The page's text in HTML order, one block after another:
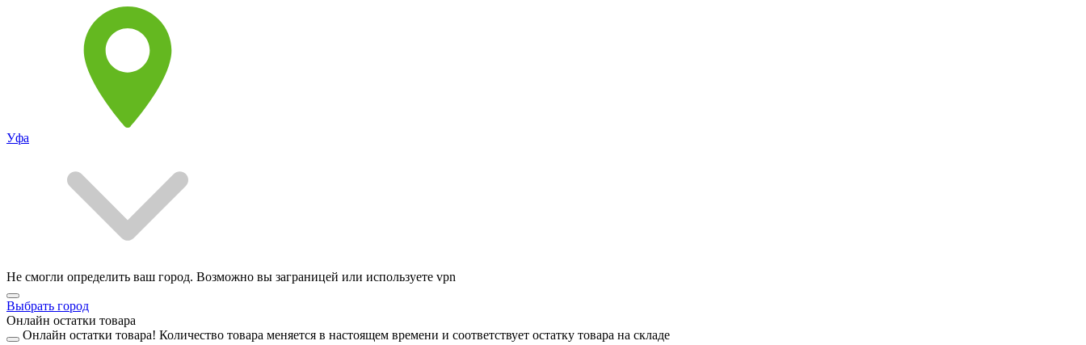
Уфа
Не смогли определить ваш город. Возможно вы заграницей или используете vpn
Выбрать город
Онлайн остатки товара
Онлайн остатки товара! Количество товара меняется в настоящем времени и соответствует остатку товара на складе